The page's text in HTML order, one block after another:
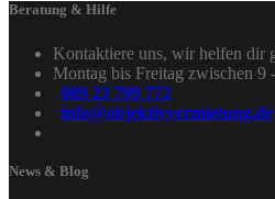
Beratung & Hilfe
Kontaktiere uns, wir helfen dir
Montag bis Freitag zwischen 9
089 23 799 772
info@objektivvermietung.de
News & Blog